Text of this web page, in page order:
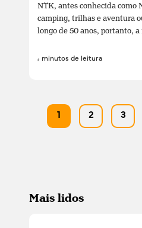
NTK, antes conhecida como
camping, trilhas e aventura
longo de 50 anos, portanto,
4 minutos de leitura
2 3
Mais lidos